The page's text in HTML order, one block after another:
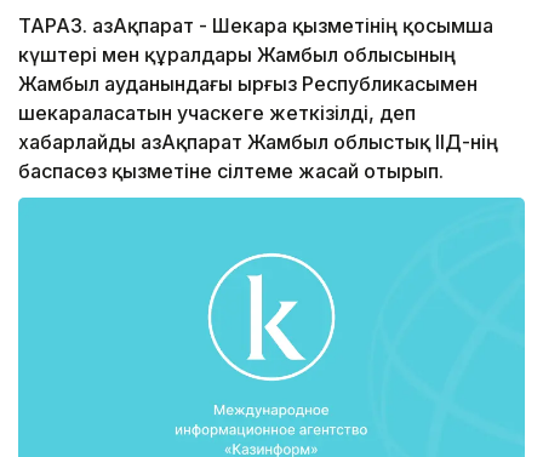
ТАРАЗ. ҚазАқпарат - Шекара қызметінің қосымша
күштері мен құралдары Жамбыл облысының
Жамбыл ауданындағы Қырғыз Республикасымен
шекараласатын учаскеге жеткізілді, деп
хабарлайды ҚазАқпарат Жамбыл облыстық ІІД-нің
баспасөз қызметіне сілтеме жасай отырып.